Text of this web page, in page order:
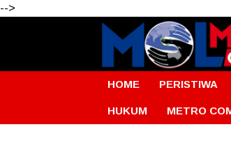
-->
HOME PERISTIWA
HUKUM METRO